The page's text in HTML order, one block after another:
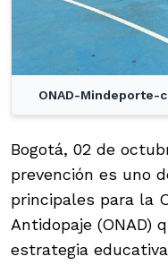
ONAD-Mindeporte-
Bogotá, 02 de
prevención es uno
principales para la
Antidopaje (ONAD)
estrategia